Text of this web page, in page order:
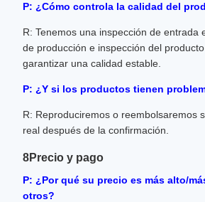
P: ¿Cómo controla la calidad del
R: Tenemos una inspección de entrada
de producción e inspección del
garantizar una calidad estable.
P: ¿Y si los productos tienen
R: Reproduciremos o reembolsaremos
real después de la confirmación.
8Precio y pago
P: ¿Por qué su precio es más alto/
otros?